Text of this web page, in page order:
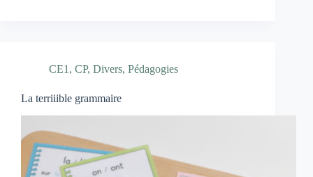
CE1 , CP, Divers, Pédagogies
La terriiible grammaire